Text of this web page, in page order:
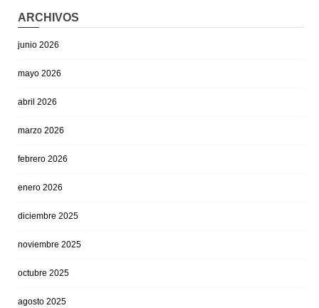
ARCHIVOS
junio 2026
mayo 2026
abril 2026
marzo 2026
febrero 2026
enero 2026
diciembre 2025
noviembre 2025
octubre 2025
agosto 2025